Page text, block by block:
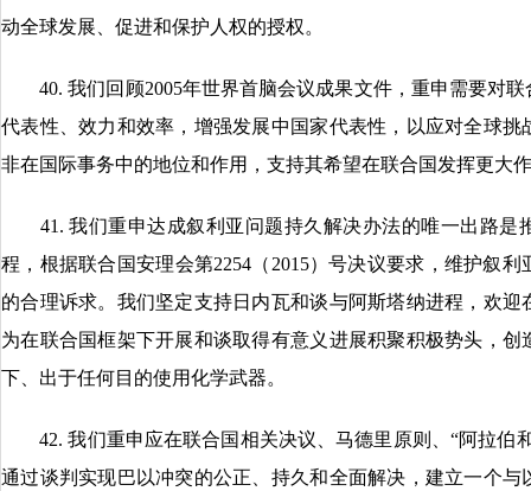
动全球发展、促进和保护人权的授权。
40. 我们回顾2005年世界首脑会议成果文件，重申需要对联
代表性、效力和效率，增强发展中国家代表性，以应对全球
非在国际事务中的地位和作用，支持其希望在联合国发挥更大
41. 我们重申达成叙利亚问题持久解决办法的唯一出路是
程，根据联合国安理会第2254（2015）号决议要求，维护叙
的合理诉求。我们坚定支持日内瓦和谈与阿斯塔纳进程，欢
为在联合国框架下开展和谈取得有意义进展积聚积极势头，
下、出于任何目的使用化学武器。
42. 我们重申应在联合国相关决议、马德里原则、“阿拉伯
通过谈判实现巴以冲突的公正、持久和全面解决，建立一个